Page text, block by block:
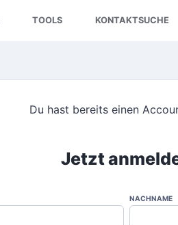
TOOLS KONTAKTSUCHE
Du hast bereits einen
Jetzt
NACHNAME